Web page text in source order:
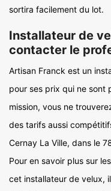
sortira facilement du lot.
Installateur de
contacter le
Artisan Franck est un
pour ses prix qui ne sont
mission, vous ne
des tarifs aussi
Cernay La Ville, dans le
Pour en savoir plus sur
cet installateur de velux,